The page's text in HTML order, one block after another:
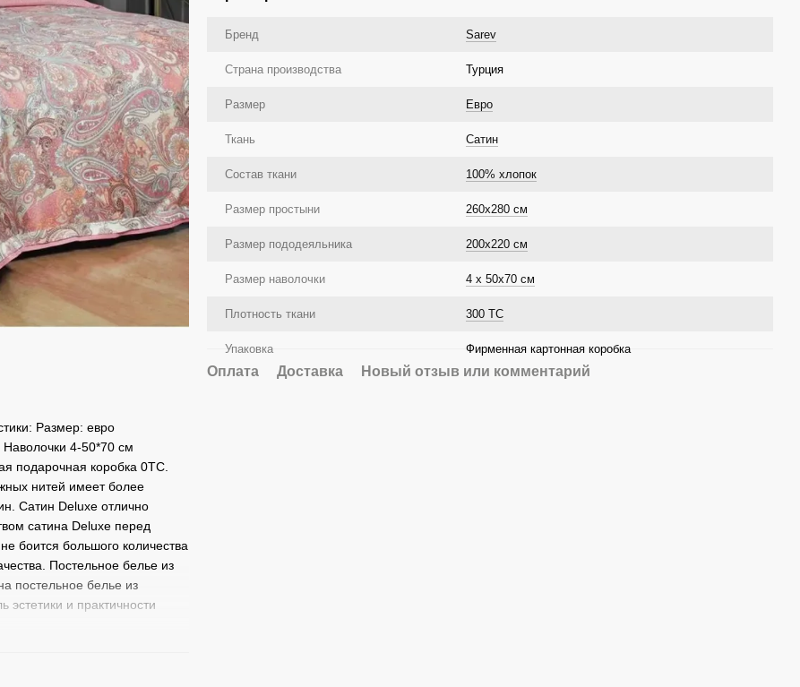
Размер: евро
4-50*70 см
подарочная коробка 0ТС.
нитей имеет более
Сатин Deluxe отлично
сатина Deluxe перед
боится большого количества
Постельное белье из
постельное белье из
и практичности
Бренд Sarev
Страна производства Турция
Размер Евро
Ткань Сатин
Состав ткани 100% хлопок
Размер простыни 260х280 см
Размер пододеяльника 200х220 см
Размер наволочки 4 x 50х70 см
Плотность ткани 300 TC
Упаковка Фирменная картонная коробка
Оплата Доставка Новый отзыв или комментарий